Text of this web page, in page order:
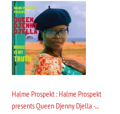
Halme Prospekt : Halme Prospekt
presents Queen Djenny Djella -...